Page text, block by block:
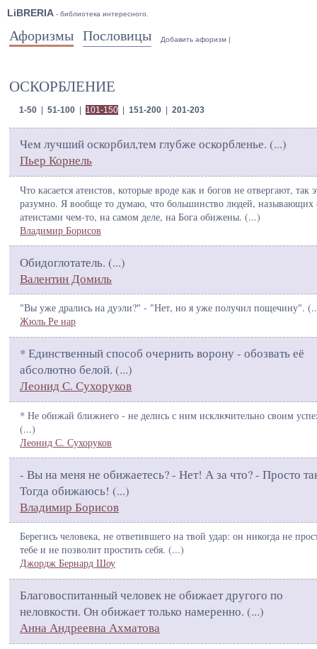
LiBRERIA - библиотека интересного.
Афоризмы Пословицы Добавить афоризм |
ОСКОРБЛЕНИЕ
1-50| 51-100| 101-150| 151-200| 201-203
Чем лучший оскорбил,тем глубже оскорбленье. (...)
Пьер Корнель
Что касается атеистов, которые вроде как и богов не отвергают, так
разумно. Я вообще то думаю, что большинство людей, называющих
атеистами чем-то, на самом деле, на Бога обижены. (...)
Владимир Борисов
Обидоглотатель. (...)
Валентин Домиль
"Вы уже дрались на дуэли?" - "Нет, но я уже получил пощечину". (
Жюль Ре нар
* Единственный способ очернить ворону - обозвать её
абсолютно белой. (...)
Леонид С. Сухоруков
* Не обижай ближнего - не делись с ним исключительно своим
(...)
Леонид С. Сухоруков
- Вы на меня не обижаетесь? - Нет! А за что? - Просто
Тогда обижаюсь! (...)
Владимир Борисов
Берегись человека, не ответившего на твой удар: он никогда не
тебе и не позволит простить себя. (...)
Джордж Бернард Шоу
Благовоспитанный человек не обижает другого по
неловкости. Он обижает только намеренно. (...)
Анна Андреевна Ахматова